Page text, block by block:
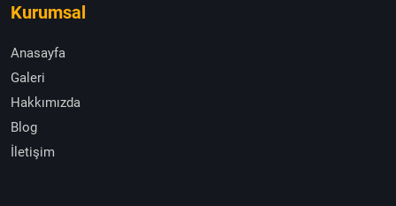
Kurumsal
Anasayfa
Galeri
Hakkımızda
Blog
İletişim